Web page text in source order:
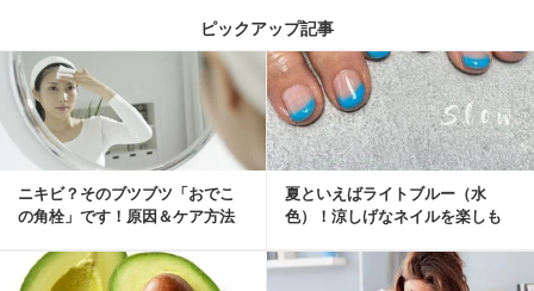
ピックアップ記事
ニキビ？そのブツブツ「おでこ
の角栓」です！原因＆ケア方法
夏といえばライトブルー（水
色）！涼しげなネイルを楽しも